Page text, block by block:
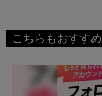
こちらもおすすめ